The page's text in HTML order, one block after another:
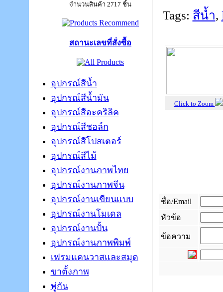
จำนวนสินค้า 2717 ชิ้น
สถานะเลขที่สั่งซื้อ
อุปกรณ์สีน้ำ
อุปกรณ์สีน้ำมัน
อุปกรณ์สีอะคริลิค
อุปกรณ์สีชอล์ก
อุปกรณ์สีโปสเตอร์
อุปกรณ์สีไม้
อุปกรณ์งานภาพไทย
อุปกรณ์งานภาพจีน
อุปกรณ์งานเขียนแบบ
อุปกรณ์งานโมเดล
อุปกรณ์งานปั้น
อุปกรณ์งานภาพพิมพ์
เฟรมแคนวาสและสมุด
ขาตั้งภาพ
พู่กัน
Tags: สีน้ำ,
Click to Zoom
ชื่อ/Email
หัวข้อ
ข้อความ